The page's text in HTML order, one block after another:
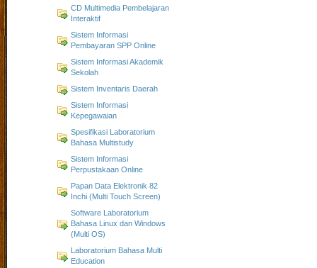
CD Multimedia Pembelajaran
Interaktif
Sistem Informasi
Pembayaran SPP Online
Sistem Informasi Akademik
Sekolah
Sistem Inventaris Daerah
Sistem Informasi
Kepegawaian
Spesifikasi Laboratorium
Bahasa Multistudy
Sistem Informasi
Perpustakaan Online
Papan Data Elektronik 82
Inchi (Multi Touch Screen)
Software Laboratorium
Bahasa Linux dan Windows
(Multi OS)
Laboratorium Bahasa Multi
Education